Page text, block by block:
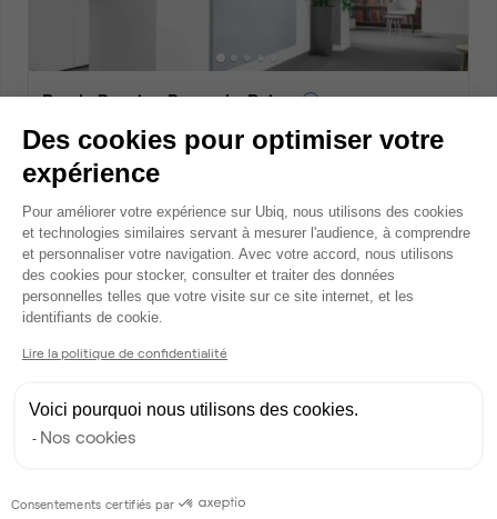
Rue le Bouvier, Bourg-la-Reine
Bureau privé • coworking
4 postes • 16 m 2
2 548 €
Dispo
Rue le Bouvier, Bourg-la-Reine
Des cookies pour optimiser votre
expérience
Plateforme de Gestion du
Pour améliorer votre expérience sur Ubiq, nous utilisons des cookies
et technologies similaires servant à mesurer l'audience, à comprendre
et personnaliser votre navigation. Avec votre accord, nous utilisons
des cookies pour stocker, consulter et traiter des données
personnelles telles que votre visite sur ce site internet, et les
identifiants de cookie.
Lire la politique de confidentialité
Voici pourquoi nous utilisons des cookies.
Nos cookies
Consentements certifiés par